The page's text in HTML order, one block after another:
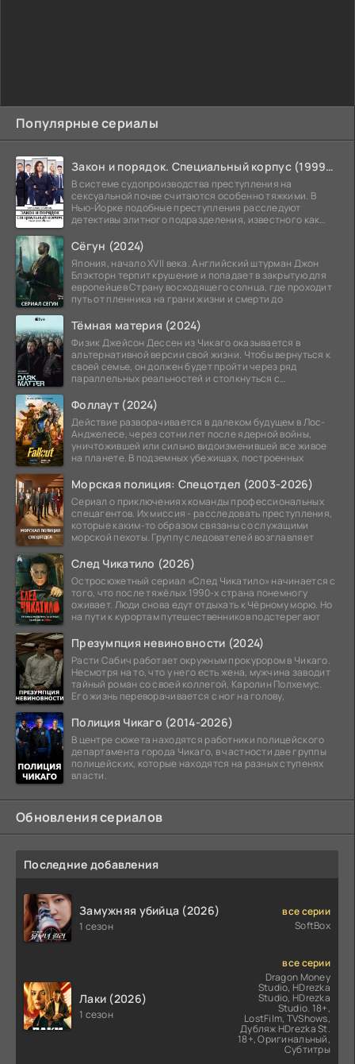
Популярные сериалы
Закон и порядок. Специальный корпус (1999-2026)
В системе судопроизводства преступления на
сексуальной почве считаются особенно тяжкими. В
Нью-Йорке подобные преступления расследуют
детективы элитного подразделения, известного как
Сёгун (2024)
Япония, начало XVII века. Английский штурман Джон
Блэкторн терпит крушение и попадает в закрытую для
европейцев Страну восходящего солнца, где проходит
путь от пленника на грани жизни и смерти до
Тёмная материя (2024)
Физик Джейсон Дессен из Чикаго оказывается в
альтернативной версии свой жизни. Чтобы вернуться к
своей семье, он должен будет пройти через ряд
параллельных реальностей и столкнуться с
Фоллаут (2024)
Действие разворачивается в далеком будущем в Лос-
Анджелесе, через сотни лет после ядерной войны,
уничтожившей или сильно видоизменившей все живое
на планете. В подземных убежищах, построенных
Морская полиция: Спецотдел (2003-2026)
Сериал о приключениях команды профессиональных
спецагентов. Их миссия - расследовать преступления,
которые каким-то образом связаны со служащими
морской пехоты. Группу следователей возглавляет
След Чикатило (2026)
Остросюжетный сериал «След Чикатило» начинается с
того, что после тяжёлых 1990-х страна понемногу
оживает. Люди снова едут отдыхать к Чёрному морю. Но
на пути к курортам путешественников подстерегают
Презумпция невиновности (2024)
Расти Сабич работает окружным прокурором в Чикаго.
Несмотря на то, что у него есть жена, мужчина заводит
тайный роман со своей коллегой, Каролин Полхемус.
Его жизнь переворачивается с ног на голову,
Полиция Чикаго (2014-2026)
В центре сюжета находятся работники полицейского
департамента города Чикаго, в частности две группы
полицейских, которые находятся на разных ступенях
власти.
Обновления сериалов
Последние добавления
Замужняя убийца (2026)
1 сезон
все серии
SoftBox
Лаки (2026)
1 сезон
все серии
Dragon Money
Studio, HDrezka
Studio, HDrezka
Studio. 18+,
LostFilm, TVShows,
Дубляж HDrezka St.
18+, Оригинальный,
Субтитры